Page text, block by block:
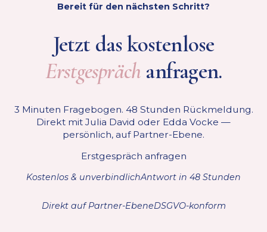
Bereit für den nächsten Schritt?
Jetzt das kostenlose
Erstgespräch anfragen.
3 Minuten Fragebogen. 48 Stunden Rückmeldung.
Direkt mit Julia David oder Edda Vocke —
persönlich, auf Partner-Ebene.
Erstgespräch anfragen
Kostenlos & unverbindlichAntwort in 48 Stunden
Direkt auf Partner-EbeneDSGVO-konform